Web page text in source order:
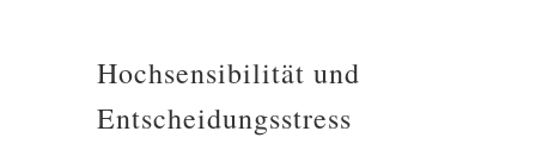
Hochsensibilität und
Entscheidungsstress